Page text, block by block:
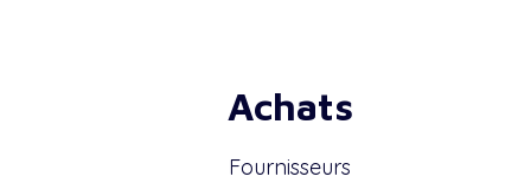
Achats
Fournisseurs